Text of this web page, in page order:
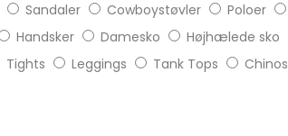
Sandaler Cowboystøvler Poloer
Handsker Damesko Højhælede sko
Tights Leggings Tank Tops Chinos